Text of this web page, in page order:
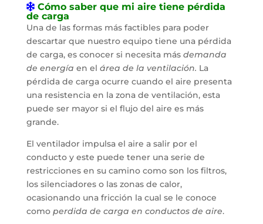
Cómo saber que mi aire tiene pérdida
de carga
Una de las formas más factibles para poder
descartar que nuestro equipo tiene una pérdida
de carga, es conocer si necesita más demanda
de energía en el área de la ventilación. La
pérdida de carga ocurre cuando el aire presenta
una resistencia en la zona de ventilación, esta
puede ser mayor si el flujo del aire es más
grande.
El ventilador impulsa el aire a salir por el
conducto y este puede tener una serie de
restricciones en su camino como son los filtros,
los silenciadores o las zonas de calor,
ocasionando una fricción la cual se le conoce
como perdida de carga en conductos de aire.